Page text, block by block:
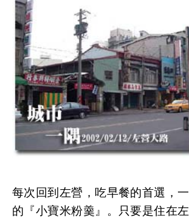
每次回到左營，吃早餐的首選，
的『小寶米粉羹』。只要是住在